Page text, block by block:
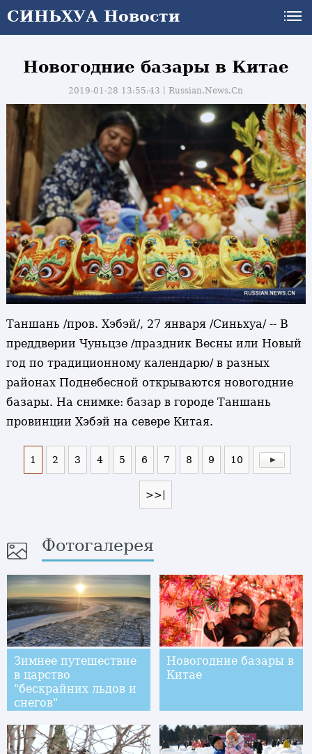
СИНЬХУА Новости
Новогодние базары в Китае
2019-01-28 13:55:43丨Russian.News.Cn
Таншань /пров. Хэбэй/, 27 января /Синьхуа/ -- В
преддверии Чуньцзе /праздник Весны или Новый
год по традиционному календарю/ в разных
районах Поднебесной открываются новогодние
базары. На снимке: базар в городе Таншань
провинции Хэбэй на севере Китая.
1 2 3 4 5 6 7 8 9 10
>>|
Фотогалерея
Зимнее путешествие
в царство
"бескрайних льдов и
снегов"
Новогодние базары в
Китае